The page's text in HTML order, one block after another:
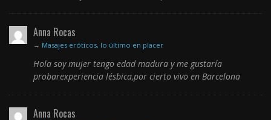
Anna Rocas
→ Masajes eróticos, lo último en placer
Hola soy mujer tengo edad madura y me gustaría
probarexperiencia lésbica,por cierto vivo en Barcelona
Anna Rocas